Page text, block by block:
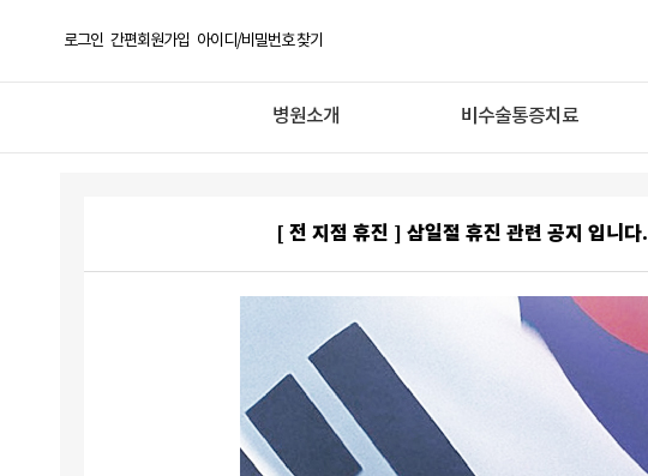
로그인 간편회원가입 아이디/비밀번호 찾기
병원소개 비수술통증치료
[ 전 지점 휴진 ] 삼일절 휴진 관련 공지 입니다.